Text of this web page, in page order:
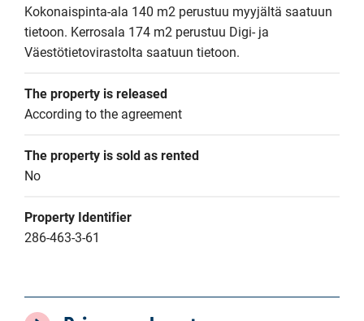
Kokonaispinta-ala 140 m2 perustuu myyjältä saatuun
tietoon. Kerrosala 174 m2 perustuu Digi- ja
Väestötietovirastolta saatuun tietoon.
The property is released
According to the agreement
The property is sold as rented
No
Property Identifier
286-463-3-61